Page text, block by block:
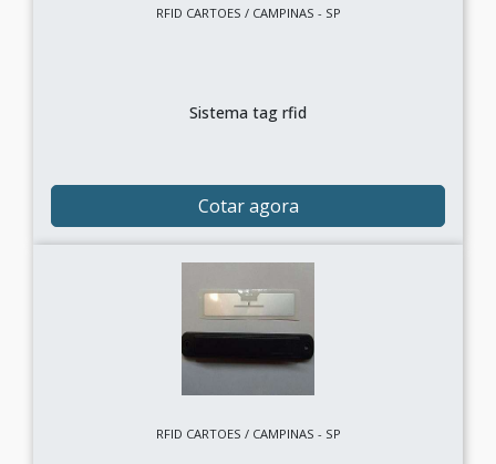
RFID CARTOES / CAMPINAS - SP
Sistema tag rfid
Cotar agora
RFID CARTOES / CAMPINAS - SP